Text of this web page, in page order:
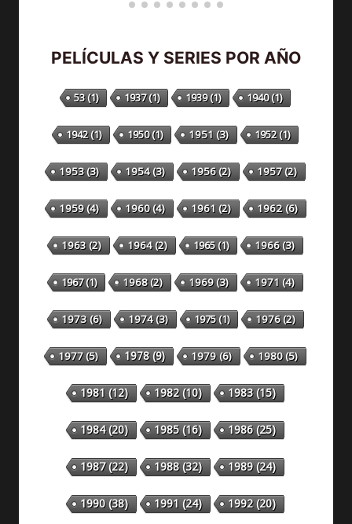
PELÍCULAS Y SERIES POR AÑO
53(1) 1937(1) 1939(1) 1940(1)
1942(1) 1950(1) 1951 (3) 1952(1)
1953(3) 1954(3) 1956(2) 1957(2)
1959(4) 1960(4) 1961 (2) 1962(6)
1963(2) 1964(2) 1965(1) 1966(3)
1967(1) 1968(2) 1969(3) 1971 (4)
1973(6) 1974(3) 1975(1) 1976(2)
1977(5) 1978(9) 1979(6) 1980(5)
1981 (12) 1982(10) 1983(15)
1984(20) 1985(16) 1986(25)
1987(22) 1988(32) 1989(24)
1990(38) 1991 (24) 1992(20)